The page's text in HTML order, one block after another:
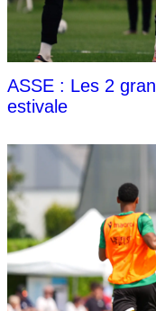
ASSE : Les 2
estivale